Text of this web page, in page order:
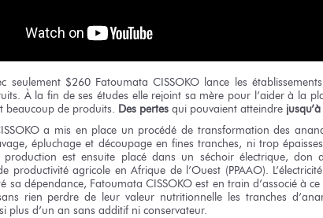
seulement $260 Fatoumata CISSOKO lance les établissements
À la fin de ses études elle rejoint sa mère pour l’aider à la
beaucoup de produits. Des pertes qui pouvaient atteindre
a mis en place un procédé de transformation des
épluchage et découpage en fines tranches, ni trop
production est ensuite placé dans un séchoir électrique,
productivité agricole en Afrique de l’Ouest (PPAAO).
sa dépendance, Fatoumata CISSOKO est en train d’associé à
rien perdre de leur valeur nutritionnelle les tranches
plus d’un an sans additif ni conservateur.